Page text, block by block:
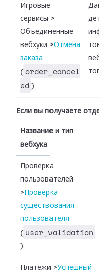
Игровые
сервисы >
Объединенные
вебхуки >Отмена
заказа
( order_cancel
ed )
Если вы получаете
Название и тип
вебхука
Проверка
пользователей
> Проверка
существования
пользователя
( user_validation
)
Платежи >Успешный